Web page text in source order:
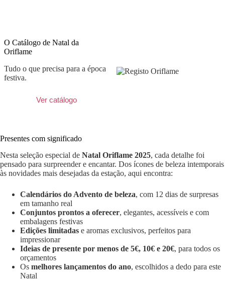
O Catálogo de Natal da
Oriflame
Tudo o que precisa para a época
festiva.
Ver catálogo
Presentes com significado
Nesta seleção especial de Natal Oriflame 2025, cada detalhe foi
pensado para surpreender e encantar. Dos ícones de beleza intemporais
às novidades mais desejadas da estação, aqui encontra:
Calendários do Advento de beleza, com 12 dias de surpresas
em tamanho real
Conjuntos prontos a oferecer, elegantes, acessíveis e com
embalagens festivas
Edições limitadas e aromas exclusivos, perfeitos para
impressionar
Ideias de presente por menos de 5€, 10€ e 20€, para todos os
orçamentos
Os melhores lançamentos do ano, escolhidos a dedo para este
Natal